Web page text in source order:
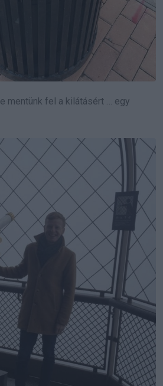
mentünk fel a kilátásért … egy